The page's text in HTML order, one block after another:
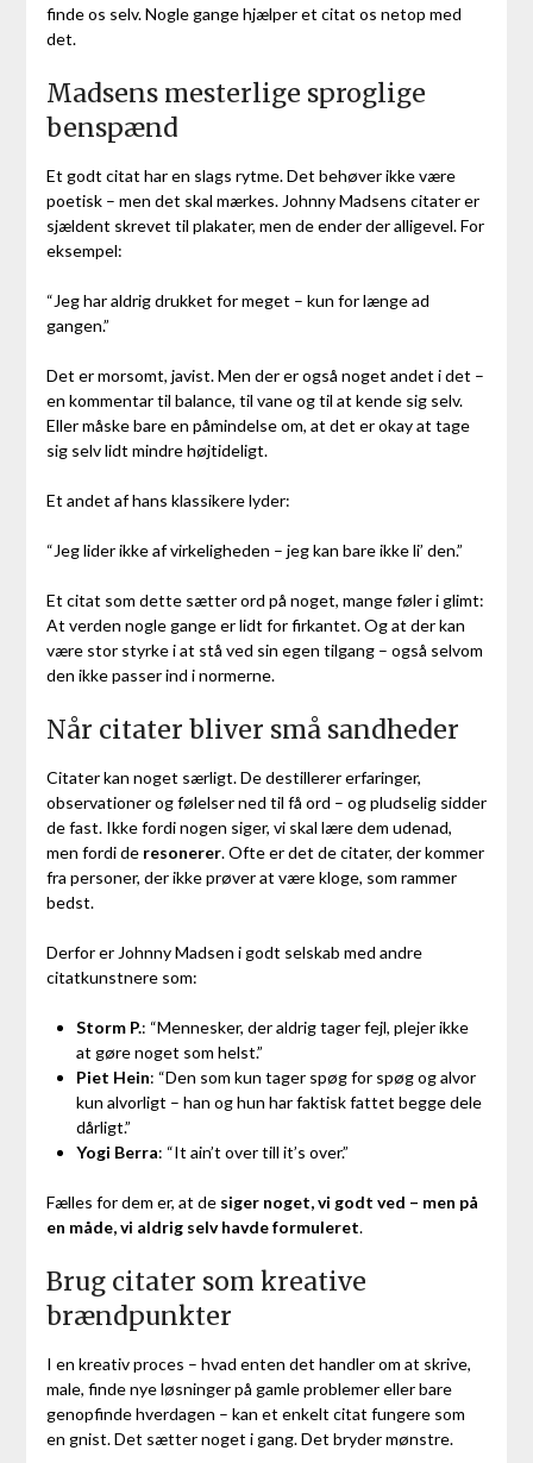
finde os selv. Nogle gange hjælper et citat os netop med
det.
Madsens mesterlige sproglige
benspænd
Et godt citat har en slags rytme. Det behøver ikke være
poetisk – men det skal mærkes. Johnny Madsens citater er
sjældent skrevet til plakater, men de ender der alligevel. For
eksempel:
“Jeg har aldrig drukket for meget – kun for længe ad
gangen.”
Det er morsomt, javist. Men der er også noget andet i det –
en kommentar til balance, til vane og til at kende sig selv.
Eller måske bare en påmindelse om, at det er okay at tage
sig selv lidt mindre højtideligt.
Et andet af hans klassikere lyder:
“Jeg lider ikke af virkeligheden – jeg kan bare ikke li’ den.”
Et citat som dette sætter ord på noget, mange føler i glimt:
At verden nogle gange er lidt for firkantet. Og at der kan
være stor styrke i at stå ved sin egen tilgang – også selvom
den ikke passer ind i normerne.
Når citater bliver små sandheder
Citater kan noget særligt. De destillerer erfaringer,
observationer og følelser ned til få ord – og pludselig sidder
de fast. Ikke fordi nogen siger, vi skal lære dem udenad,
men fordi de resonerer. Ofte er det de citater, der kommer
fra personer, der ikke prøver at være kloge, som rammer
bedst.
Derfor er Johnny Madsen i godt selskab med andre
citatkunstnere som:
Storm P.: “Mennesker, der aldrig tager fejl, plejer ikke
at gøre noget som helst.”
Piet Hein: “Den som kun tager spøg for spøg og alvor
kun alvorligt – han og hun har faktisk fattet begge dele
dårligt.”
Yogi Berra: “It ain’t over till it’s over.”
Fælles for dem er, at de siger noget, vi godt ved – men på
en måde, vi aldrig selv havde formuleret.
Brug citater som kreative
brændpunkter
I en kreativ proces – hvad enten det handler om at skrive,
male, finde nye løsninger på gamle problemer eller bare
genopfinde hverdagen – kan et enkelt citat fungere som
en gnist. Det sætter noget i gang. Det bryder mønstre.